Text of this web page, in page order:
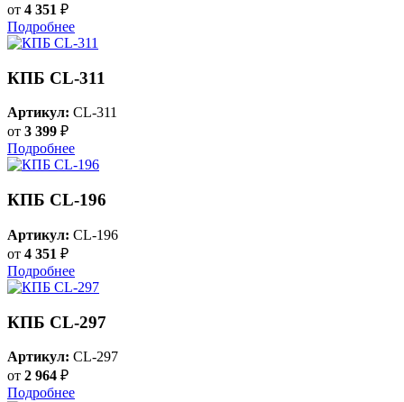
от 4 351 ₽
Подробнее
КПБ CL-311
Артикул: CL-311
от 3 399 ₽
Подробнее
КПБ CL-196
Артикул: CL-196
от 4 351 ₽
Подробнее
КПБ CL-297
Артикул: CL-297
от 2 964 ₽
Подробнее